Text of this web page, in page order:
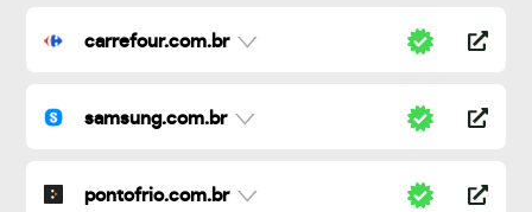
carrefour.com.br
samsung.com.br
pontofrio.com.br